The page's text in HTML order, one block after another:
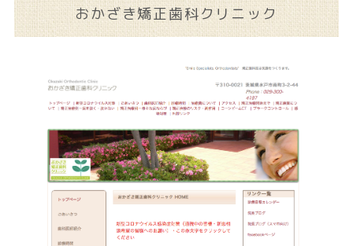
おかざき矯正歯科クリニック